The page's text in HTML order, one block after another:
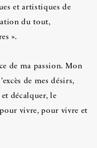
et artistiques de
du tout,
».
de ma passion. Mon
de mes désirs,
et décalquer, le
vivre, pour vivre et